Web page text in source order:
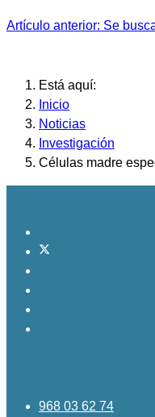
Artículo anterior: Se
Está aquí:
Inicio
Noticias
Investigación
Células madre
968 03 62 74